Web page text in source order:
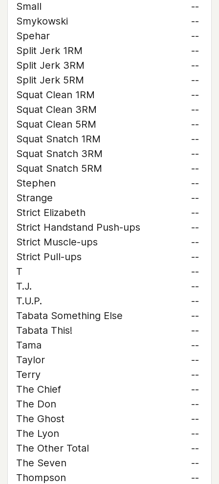
Small
--
Smykowski
--
Spehar
--
Split Jerk 1RM
--
Split Jerk 3RM
--
Split Jerk 5RM
--
Squat Clean 1RM
--
Squat Clean 3RM
--
Squat Clean 5RM
--
Squat Snatch 1RM
--
Squat Snatch 3RM
--
Squat Snatch 5RM
--
Stephen
--
Strange
--
Strict Elizabeth
--
Strict Handstand Push-ups
--
Strict Muscle-ups
--
Strict Pull-ups
--
T
--
T.J.
--
T.U.P.
--
Tabata Something Else
--
Tabata This!
--
Tama
--
Taylor
--
Terry
--
The Chief
--
The Don
--
The Ghost
--
The Lyon
--
The Other Total
--
The Seven
--
Thompson
--